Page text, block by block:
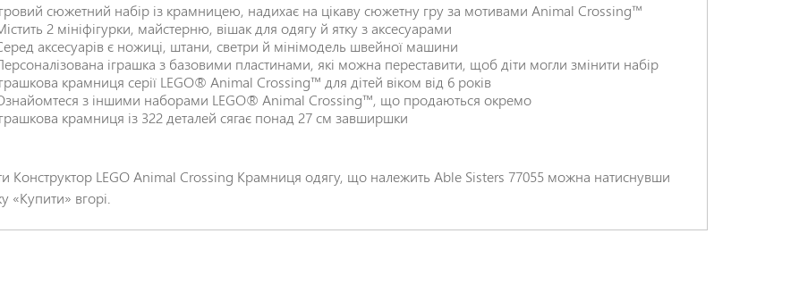
сюжетний набір із крамницею, надихає на цікаву сюжетну гру за мотивами Animal Crossing™
2 мініфігурки, майстерню, вішак для одягу й ятку з аксесуарами
аксесуарів є ножиці, штани, светри й мінімодель швейної машини
іграшка з базовими пластинами, які можна переставити, щоб діти могли змінити набір
крамниця серії LEGO® Animal Crossing™ для дітей віком від 6 років
з іншими наборами LEGO® Animal Crossing™, що продаються окремо
крамниця із 322 деталей сягає понад 27 см завширшки
Конструктор LEGO Animal Crossing Крамниця одягу, що належить Able Sisters 77055 можна натиснувши
«Купити» вгорі.